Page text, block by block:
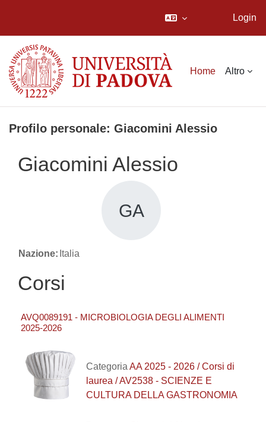
Login
Home Altro
Profilo personale: Giacomini Alessio
Giacomini Alessio
GA
Nazione: Italia
Corsi
AVQ0089191 - MICROBIOLOGIA DEGLI ALIMENTI
2025-2026
Categoria AA 2025 - 2026 / Corsi di
laurea / AV2538 - SCIENZE E
CULTURA DELLA GASTRONOMIA